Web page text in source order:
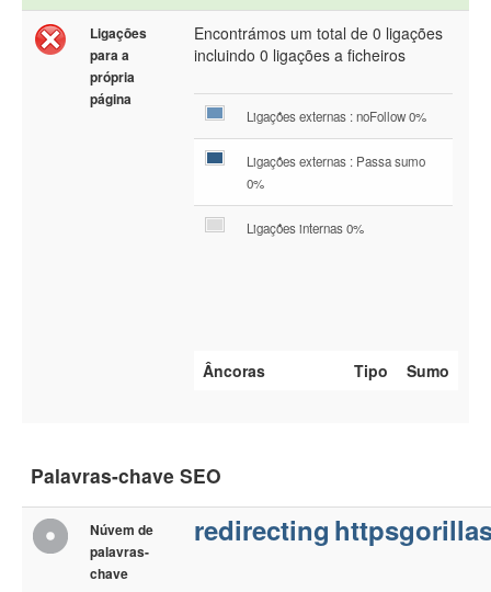
Ligações
para a
própria
página
Encontrámos um total de 0 ligações
incluindo 0 ligações a ficheiros
Ligações externas : noFollow 0%
Ligações externas : Passa sumo
0%
Ligações internas 0%
Âncoras Tipo Sumo
Palavras-chave SEO
Núvem de
palavras-
chave
redirecting